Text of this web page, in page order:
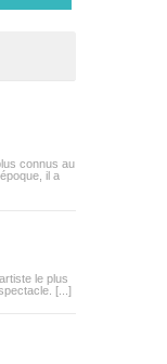
connus au
il a
le plus
[...]